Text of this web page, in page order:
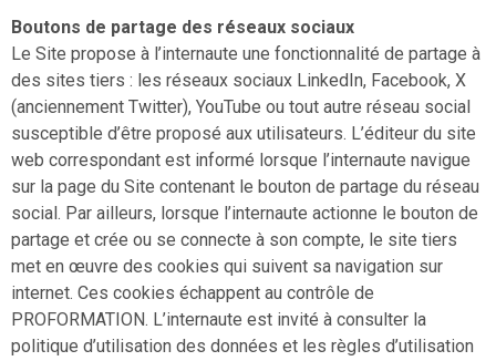
Boutons de partage des réseaux sociaux
Le Site propose à l’internaute une fonctionnalité de partage à
des sites tiers : les réseaux sociaux LinkedIn, Facebook, X
(anciennement Twitter), YouTube ou tout autre réseau social
susceptible d’être proposé aux utilisateurs. L’éditeur du site
web correspondant est informé lorsque l’internaute navigue
sur la page du Site contenant le bouton de partage du réseau
social. Par ailleurs, lorsque l’internaute actionne le bouton de
partage et crée ou se connecte à son compte, le site tiers
met en œuvre des cookies qui suivent sa navigation sur
internet. Ces cookies échappent au contrôle de
PROFORMATION. L’internaute est invité à consulter la
politique d’utilisation des données et les règles d’utilisation